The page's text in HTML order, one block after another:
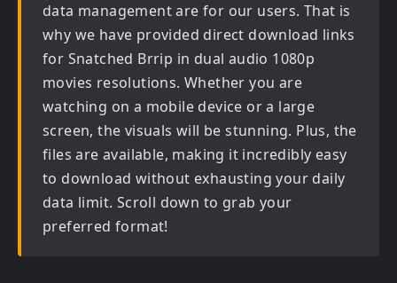
data management are for our users. That is
why we have provided direct download links
for Snatched Brrip in dual audio 1080p
movies resolutions. Whether you are
watching on a mobile device or a large
screen, the visuals will be stunning. Plus, the
files are available, making it incredibly easy
to download without exhausting your daily
data limit. Scroll down to grab your
preferred format!